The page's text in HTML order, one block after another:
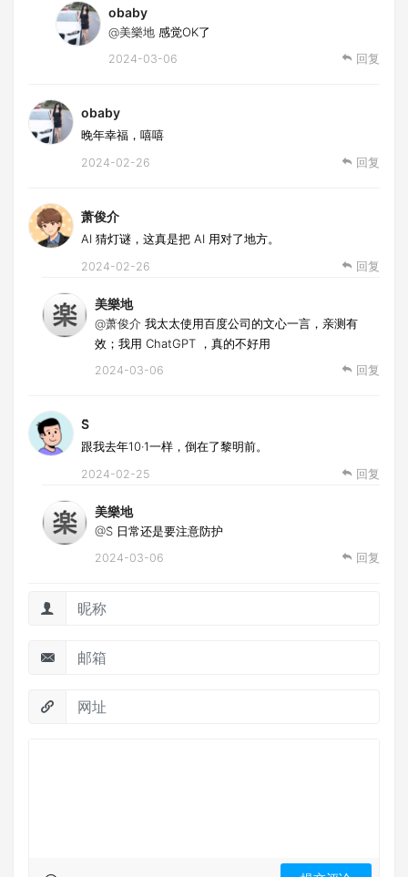
obaby
@美樂地 感觉OK了
2024-03-06 回复
obaby
晚年幸福，嘻嘻
2024-02-26 回复
萧俊介
AI 猜灯谜，这真是把 AI 用对了地方。
2024-02-26 回复
美樂地
@萧俊介 我太太使用百度公司的文心一言，亲测有
效；我用 ChatGPT ，真的不好用
2024-03-06 回复
S̆̈
跟我去年10·1一样，倒在了黎明前。
2024-02-25 回复
美樂地
@S̆̈ 日常还是要注意防护
2024-03-06 回复